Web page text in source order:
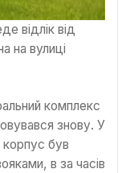
відлік від
на вулиці
комплекс
знову. У
корпус був
в за часів